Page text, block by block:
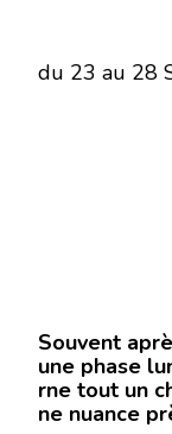
du 23 au 28
Souvent
une phase
rne tout un
ne nuance